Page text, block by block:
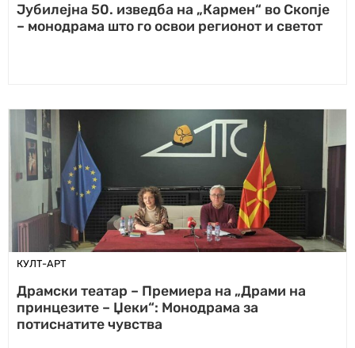
Јубилејна 50. изведба на „Кармен“ во Скопје
– монодрама што го освои регионот и светот
КУЛТ-АРТ
Драмски театар – Премиера на „Драми на
принцезите – Џеки“: Монодрама за
потиснатите чувства